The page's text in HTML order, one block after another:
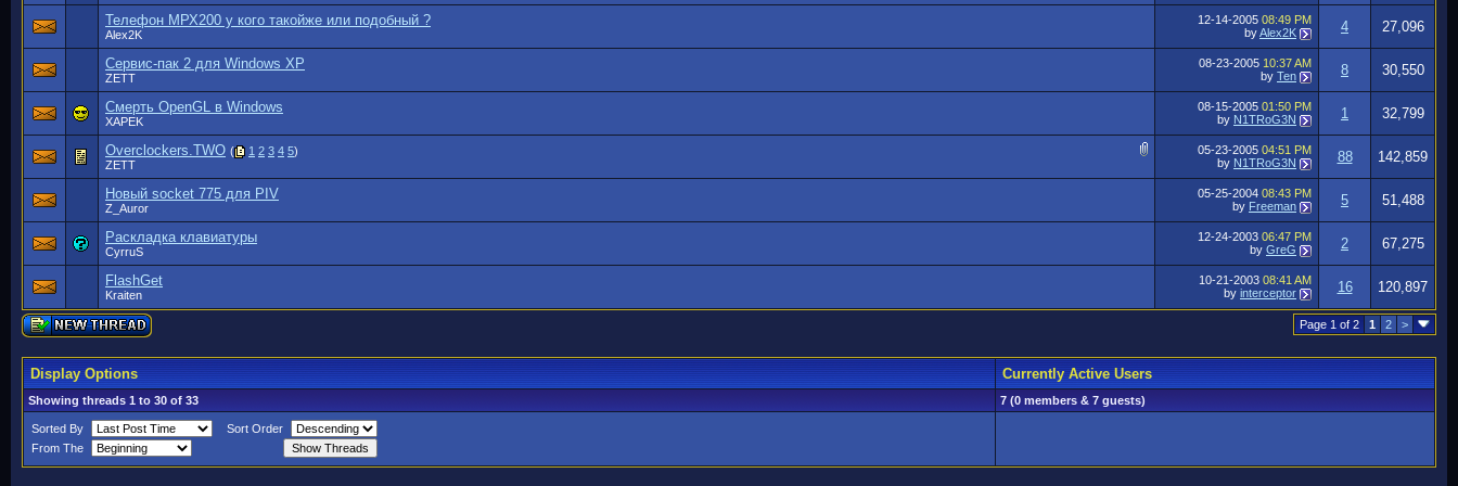
Телефон МРХ200 у кого такойже или подобный ?
Alex2K
12-14-2005 08:49 PM
byAlex2K 4 27,096
Cервис-пак 2 для Windows ХР
ZETT
08-23-2005 10:37 AM
by Ten 8 30,550
Смерть OpenGL в Windows
XAPEK
08-15-2005 01:50 PM
by N1TRoG3N 1 32,799
Overclockers.TWO ( 1 2 3 4 5)
ZETT
05-23-2005 04:51 PM
by N1TRoG3N 88 142,859
Новый socket 775 для PIV
Z_Auror
05-25-2004 08:43 PM
by Freeman 5 51,488
Раскладка клавиатуры
CyrruS
12-24-2003 06:47 PM
by GreG 2 67,275
FlashGet
Kraiten
10-21-2003 08:41 AM
by interceptor 16 120,897
Page 1 of 2 1 2 >
Display Options Currently Active Users
Showing threads 1 to 30 of 33 7 (0 members & 7 guests)
Sorted By
Sort Order
From The